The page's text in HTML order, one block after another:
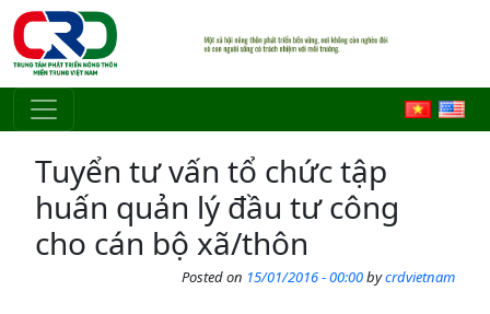
Skip to main content
Tuyển tư vấn tổ chức tập
huấn quản lý đầu tư công
cho cán bộ xã/thôn
Posted on 15/01/2016 - 00:00bycrdvietnam